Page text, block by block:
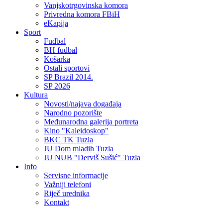
Vanjskotrgovinska komora
Privredna komora FBiH
eKapija
Sport
Fudbal
BH fudbal
Košarka
Ostali sportovi
SP Brazil 2014.
SP 2026
Kultura
Novosti/najava događaja
Narodno pozorište
Međunarodna galerija portreta
Kino "Kaleidoskop"
BKC TK Tuzla
JU Dom mladih Tuzla
JU NUB "Derviš Sušić" Tuzla
Info
Servisne informacije
Važniji telefoni
Riječ urednika
Kontakt